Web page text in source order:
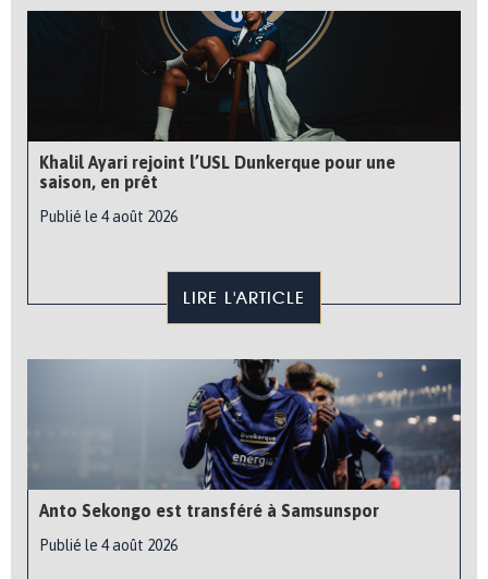
Khalil Ayari rejoint l’USL Dunkerque pour une
saison, en prêt
Publié le 4 août 2026
LIRE L'ARTICLE
Anto Sekongo est transféré à Samsunspor
Publié le 4 août 2026